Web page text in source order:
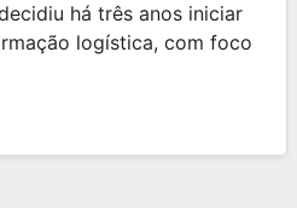
há três anos iniciar
logística, com foco